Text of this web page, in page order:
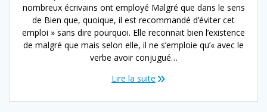
nombreux écrivains ont employé Malgré que dans le sens
de Bien que, quoique, il est recommandé d’éviter cet
emploi » sans dire pourquoi. Elle reconnait bien l’existence
de malgré que mais selon elle, il ne s’emploie qu’« avec le
verbe avoir conjugué…
Lire la suite